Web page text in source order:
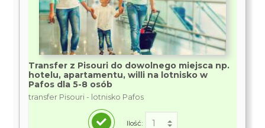
Transfer z Pisouri do dowolnego miejsca np.
hotelu, apartamentu, willi na lotnisko w
Pafos dla 5-8 osób
transfer Pisouri - lotnisko Pafos
Ilość: